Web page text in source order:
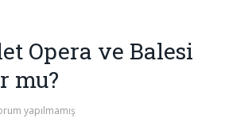
Opera ve Balesi
mu?
yapılmamış